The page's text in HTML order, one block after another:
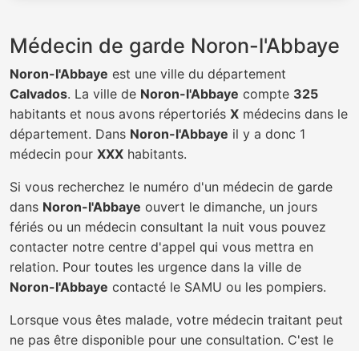
Médecin de garde Noron-l'Abbaye
Noron-l'Abbaye est une ville du département
Calvados. La ville de Noron-l'Abbaye compte 325
habitants et nous avons répertoriés X médecins dans le
département. Dans Noron-l'Abbaye il y a donc 1
médecin pour XXX habitants.
Si vous recherchez le numéro d'un médecin de garde
dans Noron-l'Abbaye ouvert le dimanche, un jours
fériés ou un médecin consultant la nuit vous pouvez
contacter notre centre d'appel qui vous mettra en
relation. Pour toutes les urgence dans la ville de
Noron-l'Abbaye contacté le SAMU ou les pompiers.
Lorsque vous êtes malade, votre médecin traitant peut
ne pas être disponible pour une consultation. C'est le